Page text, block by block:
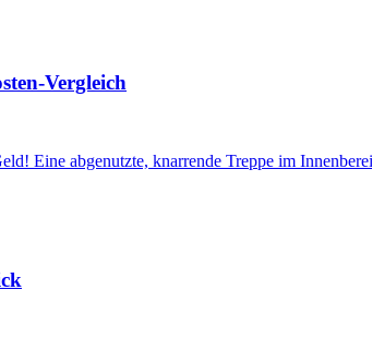
Vergleich
Eine abgenutzte, knarrende Treppe im